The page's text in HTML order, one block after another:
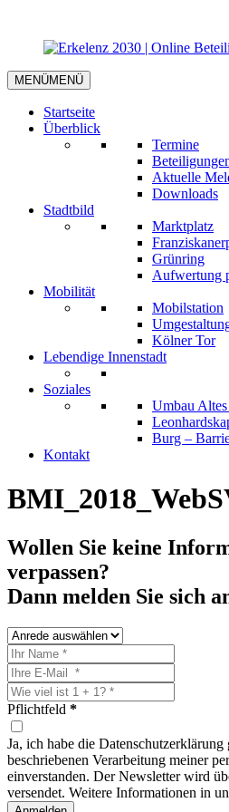
MENÜMENÜ
Startseite
Überblick
Termine
Aktuelle
Downloads
Stadtbild
Marktplatz
Grünring
Aufwertung
Mobilität
Mobilstation
Kölner Tor
Lebendige Innenstadt
Soziales
Umbau
Burg –
Kontakt
Wollen Sie keine
verpassen?
Dann melden Sie sich
Pflichtfeld *
Ja, ich habe die
beschriebenen Verarbeitung meiner
einverstanden. Der Newsletter wird
versendet. Weitere Informationen in